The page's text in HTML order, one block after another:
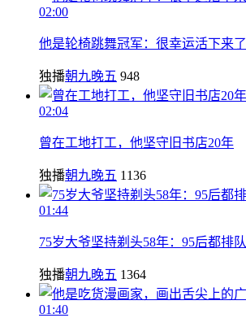
02:00
他是轮椅跳舞冠军：很幸运活下来了
独播朝九晚五 948
02:04
曾在工地打工，他坚守旧书店20年
独播朝九晚五 1136
01:44
75岁大爷坚持剃头58年：95后都排队
独播朝九晚五 1364
01:40